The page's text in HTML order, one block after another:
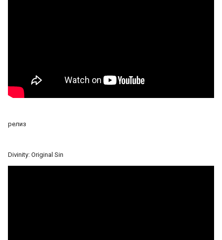
релиз
Divinity: Original Sin